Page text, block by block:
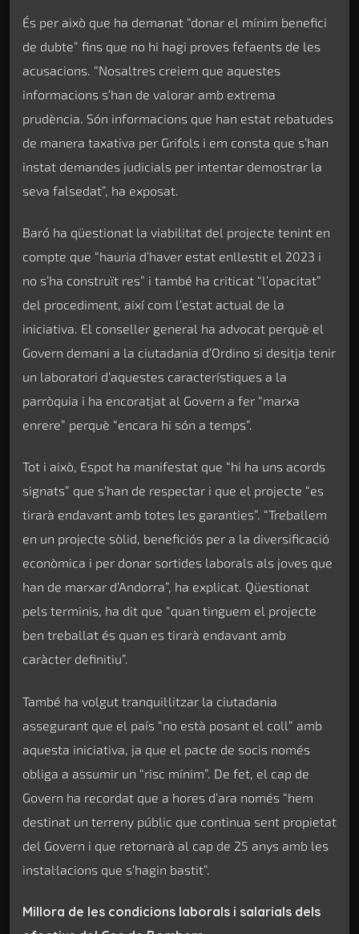
És per això que ha demanat “donar el mínim benefici
de dubte” fins que no hi hagi proves fefaents de les
acusacions. “Nosaltres creiem que aquestes
informacions s’han de valorar amb extrema
prudència. Són informacions que han estat rebatudes
de manera taxativa per Grifols i em consta que s’han
instat demandes judicials per intentar demostrar la
seva falsedat”, ha exposat.
Baró ha qüestionat la viabilitat del projecte tenint en
compte que “hauria d’haver estat enllestit el 2023 i
no s’ha construït res” i també ha criticat “l’opacitat”
del procediment, així com l’estat actual de la
iniciativa. El conseller general ha advocat perquè el
Govern demani a la ciutadania d’Ordino si desitja tenir
un laboratori d’aquestes característiques a la
parròquia i ha encoratjat al Govern a fer “marxa
enrere” perquè “encara hi són a temps”.
Tot i això, Espot ha manifestat que “hi ha uns acords
signats” que s’han de respectar i que el projecte “es
tirarà endavant amb totes les garanties”. “Treballem
en un projecte sòlid, beneficiós per a la diversificació
econòmica i per donar sortides laborals als joves que
han de marxar d’Andorra”, ha explicat. Qüestionat
pels terminis, ha dit que “quan tinguem el projecte
ben treballat és quan es tirarà endavant amb
caràcter definitiu”.
També ha volgut tranquil·litzar la ciutadania
assegurant que el país “no està posant el coll” amb
aquesta iniciativa, ja que el pacte de socis només
obliga a assumir un “risc mínim”. De fet, el cap de
Govern ha recordat que a hores d’ara només “hem
destinat un terreny públic que continua sent propietat
del Govern i que retornarà al cap de 25 anys amb les
instal·lacions que s’hagin bastit”.
Millora de les condicions laborals i salarials dels